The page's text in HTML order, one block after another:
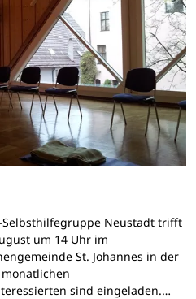
Selbsthilfegruppe Neustadt trifft
um 14 Uhr im
St. Johannes in der
sind eingeladen.…